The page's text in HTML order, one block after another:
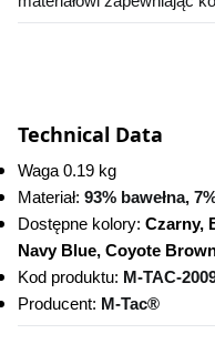
Technical Data
Waga 0.19 kg
Materiał: 93% bawełna,
Dostępne kolory: Czarny,
Navy Blue, Coyote
Kod produktu: M-TAC-
Producent: M-Tac®